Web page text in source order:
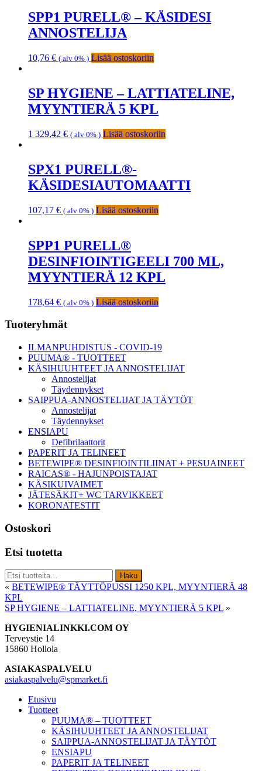
SPP1 PURELL® – KÄSIDESI
ANNOSTELIJA
10,76 € ( alv 0% ) Lisää ostoskoriin
SP HYGIENE – LATTIATELINE,
MYYNTIERÄ 5 KPL
1 329,42 € ( alv 0% ) Lisää ostoskoriin
SPX1 PURELL®-
KÄSIDESIAUTOMAATTI
107,17 € ( alv 0% ) Lisää ostoskoriin
SPP1 PURELL®
DESINFIOINTIGEELI 700 ML,
MYYNTIERÄ 12 KPL
178,64 € ( alv 0% ) Lisää ostoskoriin
Ensisijainen
sivupalkki
Tuoteryhmät
ILMANPUHDISTUS - COVID-19
PUUMA® - TUOTTEET
KÄSIHUUHTEET JA ANNOSTELIJAT
Annostelijat
Täydennykset
SAIPPUA-ANNOSTELIJAT JA TÄYTÖT
Annostelijat
Täydennykset
ENSIAPU
Defibrilaattorit
PAPERIT JA TELINEET
BETEWIPE® DESINFIOINTILIINAT + PESUAINEET
RAICAS® - HAJUNPOISTAJAT
KÄSIKUIVAIMET
JÄTESÄKIT+ WC TARVIKKEET
KORONATESTIT
Ostoskori
Etsi tuotetta
Etsi: Haku
« BETEWIPE® TÄYTTÖPUSSI 1250 KPL, MYYNTIERÄ 48
KPL
SP HYGIENE – LATTIATELINE, MYYNTIERÄ 5 KPL »
Footer
HYGIENIALINKKI.COM OY
Terveystie 14
15860 Hollola
ASIAKASPALVELU
asiakaspalvelu@spmarket.fi
Etusivu
Tuotteet
PUUMA® – TUOTTEET
KÄSIHUUHTEET JA ANNOSTELIJAT
SAIPPUA-ANNOSTELIJAT JA TÄYTÖT
ENSIAPU
PAPERIT JA TELINEET